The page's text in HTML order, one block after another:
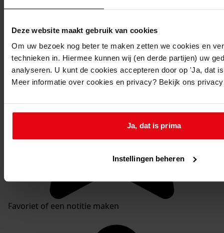
Deze website maakt gebruik van cookies
Om uw bezoek nog beter te maken zetten we cookies en
technieken in. Hiermee kunnen wij (en derde partijen) uw
analyseren. U kunt de cookies accepteren door op 'Ja, dat
Meer informatie over cookies en privacy? Bekijk ons
Ja, dat is prima
Instellingen beheren
Mijn Studiezaal
Favoriet of een notitie maken